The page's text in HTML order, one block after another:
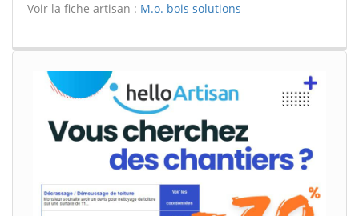
Voir la fiche artisan : M.o. bois solutions